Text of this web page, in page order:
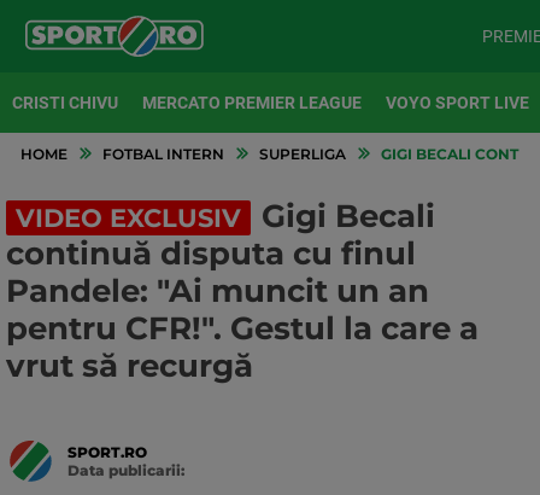
CRISTI CHIVU MERCATO PREMIER LEAGUE VOYO SPORT LIVE
HOME FOTBAL INTERN SUPERLIGA GIGI BECALI
VIDEO EXCLUSIV
Gigi Becali
continuă disputa cu finul
Pandele: "Ai muncit un an
pentru CFR!". Gestul la care a
vrut să recurgă
SPORT.RO
Data publicarii: